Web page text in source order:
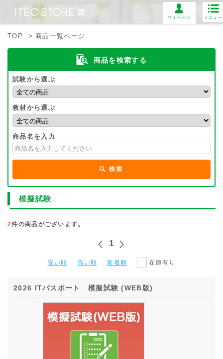
マイページ メニュー
TOP > 商品一覧ページ
商品を検索する
試験から選ぶ
教材から選ぶ
商品名を入力
検索
模擬試験
2件の商品がございます。
1
安い順 高い順 新着順 在庫有り
2026 ITパスポート 模擬試験 (WEB版)